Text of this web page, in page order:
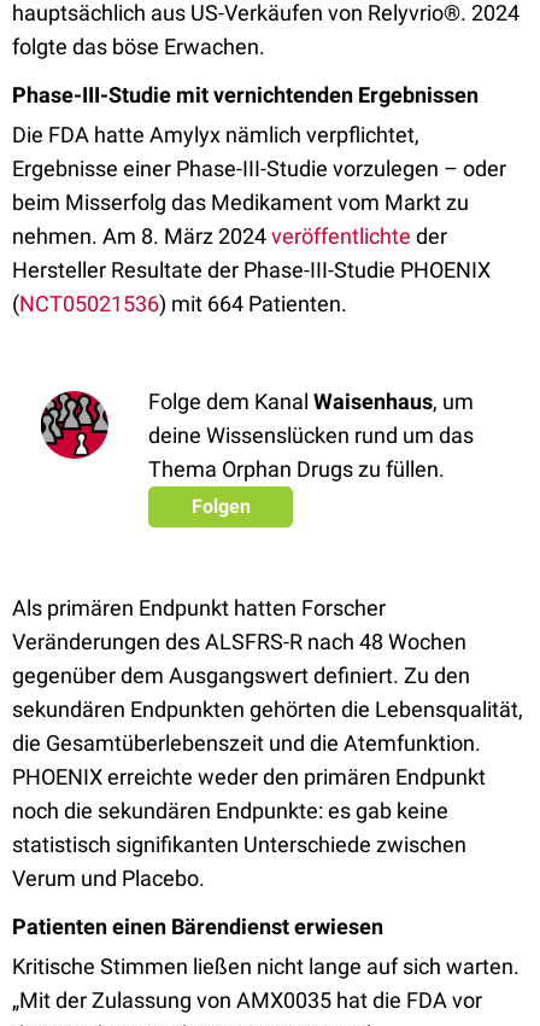
hauptsächlich aus US-Verkäufen von Relyvrio®. 2024
folgte das böse Erwachen.
Phase-III-Studie mit vernichtenden Ergebnissen
Die FDA hatte Amylyx nämlich verpflichtet,
Ergebnisse einer Phase-III-Studie vorzulegen – oder
beim Misserfolg das Medikament vom Markt zu
nehmen. Am 8. März 2024veröffentlichte der
Hersteller Resultate der Phase-III-Studie PHOENIX
(NCT05021536) mit 664 Patienten.
Folge dem Kanal Waisenhaus, um
deine Wissenslücken rund um das
Thema Orphan Drugs zu füllen.
Folgen
Als primären Endpunkt hatten Forscher
Veränderungen des ALSFRS-R nach 48 Wochen
gegenüber dem Ausgangswert definiert. Zu den
sekundären Endpunkten gehörten die Lebensqualität,
die Gesamtüberlebenszeit und die Atemfunktion.
PHOENIX erreichte weder den primären Endpunkt
noch die sekundären Endpunkte: es gab keine
statistisch signifikanten Unterschiede zwischen
Verum und Placebo.
Patienten einen Bärendienst erwiesen
Kritische Stimmen ließen nicht lange auf sich warten.
„Mit der Zulassung von AMX0035 hat die FDA vor